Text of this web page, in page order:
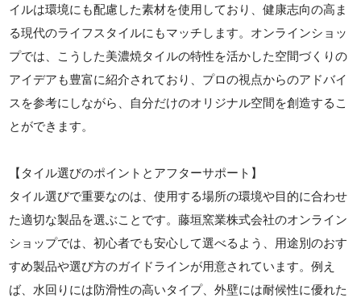
イルは環境にも配慮した素材を使用しており、健康志向の高ま
る現代のライフスタイルにもマッチします。オンラインショッ
プでは、こうした美濃焼タイルの特性を活かした空間づくりの
アイデアも豊富に紹介されており、プロの視点からのアドバイ
スを参考にしながら、自分だけのオリジナル空間を創造するこ
とができます。
【タイル選びのポイントとアフターサポート】
タイル選びで重要なのは、使用する場所の環境や目的に合わせ
た適切な製品を選ぶことです。藤垣窯業株式会社のオンライン
ショップでは、初心者でも安心して選べるよう、用途別のおす
すめ製品や選び方のガイドラインが用意されています。例え
ば、水回りには防滑性の高いタイプ、外壁には耐候性に優れた